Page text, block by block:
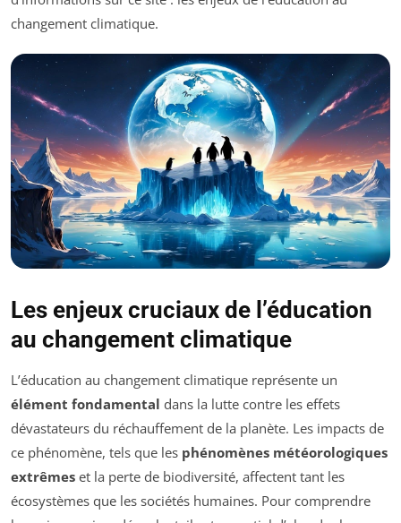
changement climatique.
Les enjeux cruciaux de l’éducation
au changement climatique
L’éducation au changement climatique représente un
élément fondamental dans la lutte contre les effets
dévastateurs du réchauffement de la planète. Les impacts de
ce phénomène, tels que les phénomènes météorologiques
extrêmes et la perte de biodiversité, affectent tant les
écosystèmes que les sociétés humaines. Pour comprendre